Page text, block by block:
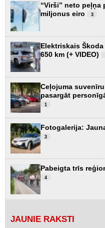
“Virši” neto peļņa
miljonus eiro
3
Elektriskais
650 km (+ VIDEO)
Ceļojuma
pasargāt
1
Fotogalerija:
3
Pabeigta trīs
4
JAUNIE RAKSTI